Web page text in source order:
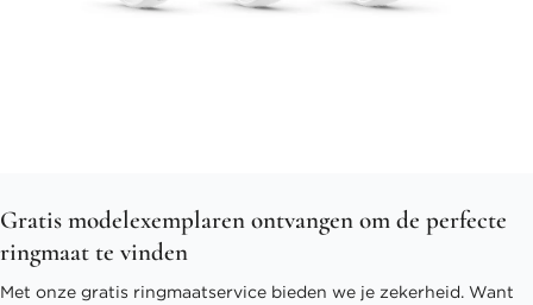
Gratis modelexemplaren ontvangen om de perfecte
ringmaat te vinden
Met onze gratis ringmaatservice bieden we je zekerheid. Want